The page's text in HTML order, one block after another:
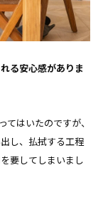
る安心感がありま
はいたのですが、
し、払拭する工程
要してしまいまし